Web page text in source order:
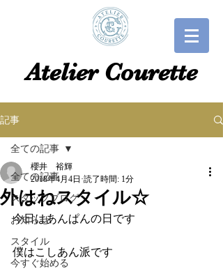
​​Atelier Courette​
記事
全ての記事
スタッフブログ
お知らせ
スタイル
今すぐ始める
全ての記事
外はねスタイル☆
櫻井 裕輝
2018年4月4日 読了時間: 1分
今日はあんぱんの日です
僕はこしあん派です